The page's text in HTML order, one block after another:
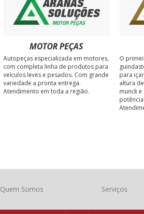
MOTOR PEÇAS
Autopeças especializada em motores,
com completa linha de produtos para
veículos leves e pesados. Com grande
variedade a pronta entrega.
Atendimento em toda a região.
O
para
altura
munck
Quem Somos Serviços